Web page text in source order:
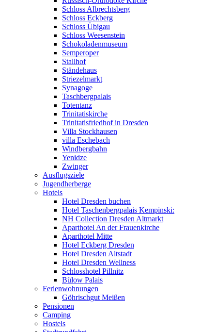
Schloss Albrechtsberg
Schloss Eckberg
Schloss Übigau
Schloss Weesenstein
Schokoladenmuseum
Semperoper
Stallhof
Ständehaus
Striezelmarkt
Synagoge
Taschbergpalais
Totentanz
Trinitatiskirche
Trinitatisfriedhof in Dresden
Villa Stockhausen
villa Eschebach
Windbergbahn
Yenidze
Zwinger
Ausflugsziele
Jugendherberge
Hotels
Hotel Dresden buchen
Hotel Taschenbergpalais Kempinski:
NH Collection Dresden Altmarkt
Aparthotel An der Frauenkirche
Aparthotel Mitte
Hotel Eckberg Dresden
Hotel Dresden Altstadt
Hotel Dresden Wellness
Schlosshotel Pillnitz
Bülow Palais
Ferienwohnungen
Göhrischgut Meißen
Pensionen
Camping
Hostels